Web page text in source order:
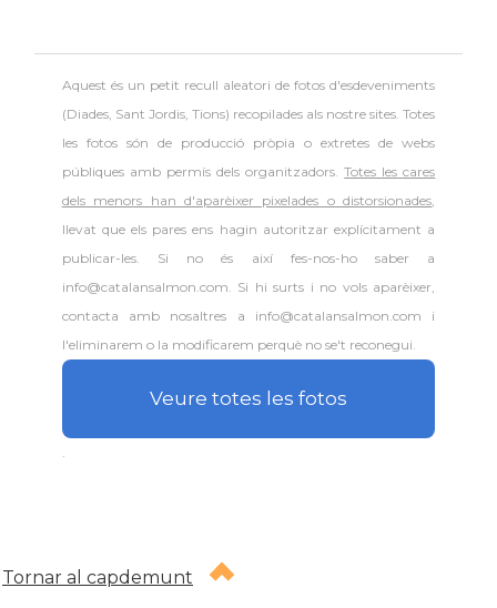
Aquest és un petit recull aleatori defotos d'esdeveniments
(Diades, Sant Jordis, Tions) recopilades als nostre sites. Totes
les fotos són de producció pròpia o extretes de webs
públiques amb permís dels organitzadors.Totes les cares
dels menors han d'aparèixer pixelades o distorsionades,
llevat que els pares ens hagin autoritzar explícitament a
publicar-les. Si no és així fes-nos-ho saber a
info@catalansalmon.com. Si hi surts i no vols aparèixer,
contacta amb nosaltres a info@catalansalmon.com i
l'eliminarem o la modificarem perquè no se't reconegui.
Veure totes les fotos
Tornar al capdemunt